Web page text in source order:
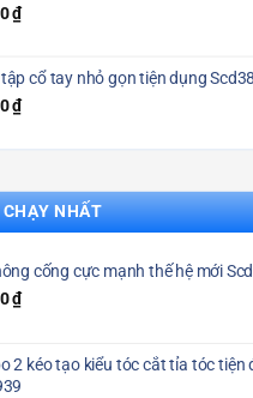
₫
cổ tay nhỏ gọn tiện dụng
₫
NHẤT
cống cực mạnh thế hệ mới
₫
2 kéo tạo kiểu tóc cắt tỉa tóc tiện